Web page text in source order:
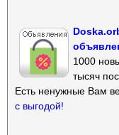
1000
тысяч
Есть ненужные Вам
с выгодой!